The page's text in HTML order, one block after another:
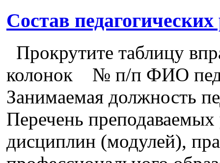
Состав
Прокрутите таблицу
колонок № п/п ФИО
Занимаемая должность
Перечень
дисциплин (модулей),